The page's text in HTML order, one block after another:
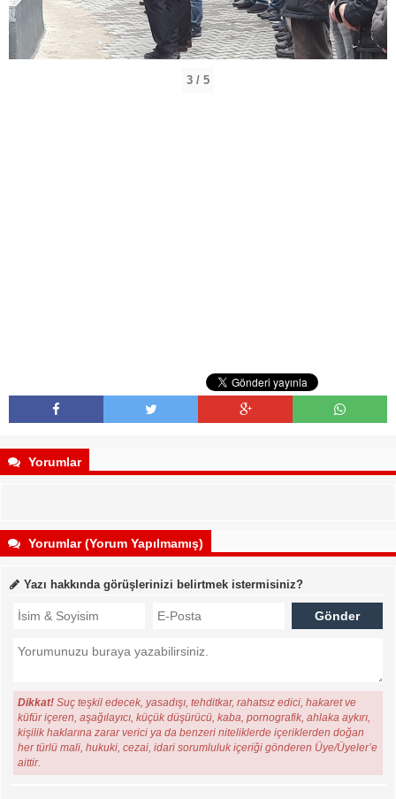
3 / 5
Yorumlar
Yorumlar (Yorum Yapılmamış)
Yazı hakkında görüşlerinizi belirtmek istermisiniz?
Dikkat! Suç teşkil edecek, yasadışı, tehditkar, rahatsız edici, hakaret ve
küfür içeren, aşağılayıcı, küçük düşürücü, kaba, pornografik, ahlaka aykırı,
kişilik haklarına zarar verici ya da benzeri niteliklerde içeriklerden doğan
her türlü mali, hukuki, cezai, idari sorumluluk içeriği gönderen Üye/Üyeler’e
aittir.